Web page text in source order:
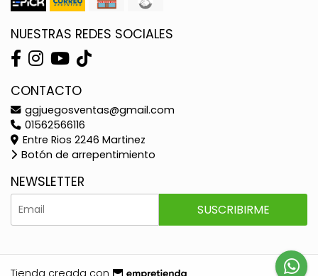
NUESTRAS REDES SOCIALES
CONTACTO
ggjuegosventas@gmail.com
01562566116
Entre Rios 2246 Martinez
Botón de arrepentimiento
NEWSLETTER
SUSCRIBIRME